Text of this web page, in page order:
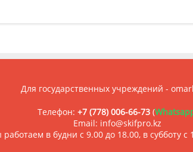
Для государственных учреждений -
Телефон: +7 (778) 006-66-73(
Email: info@skifpro.kz
в будни с 9.00 до 18.00, в субботу с